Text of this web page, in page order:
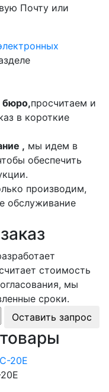
Почту или
бюро,просчитаем и
в короткие
, мы идем в
обеспечить
производим,
обслуживание
стоимость
мы
сроки.
Оставить запрос